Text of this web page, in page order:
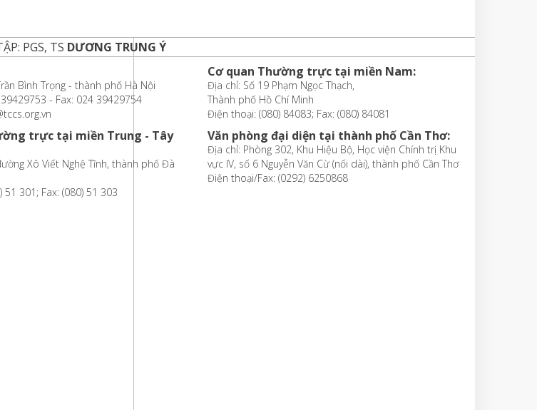
PGS, TS DƯƠNG TRUNG Ý
Bình Trọng - thành phố Hà Nội
- Fax: 024 39429754
trực tại miền Trung - Tây
Xô Viết Nghệ Tĩnh, thành phố Đà
301; Fax: (080) 51 303
Cơ quan Thường trực tại miền Nam:
Địa chỉ: Số 19 Phạm Ngọc Thạch,
Thành phố Hồ Chí Minh
Điện thoại: (080) 84083; Fax: (080) 84081
Văn phòng đại diện tại thành phố Cần Thơ:
Địa chỉ: Phòng 302, Khu Hiệu Bộ, Học viện Chính trị Khu
vực IV, số 6 Nguyễn Văn Cừ (nối dài), thành phố Cần Thơ
Điện thoại/Fax: (0292) 6250868